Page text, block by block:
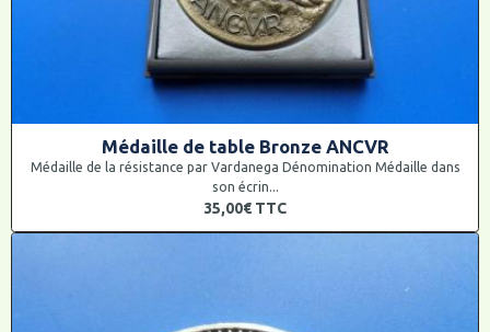
Médaille de table Bronze ANCVR
Médaille de la résistance par Vardanega Dénomination Médaille dans
son écrin...
35,00€ TTC